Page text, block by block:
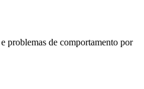
problemas de comportamento por